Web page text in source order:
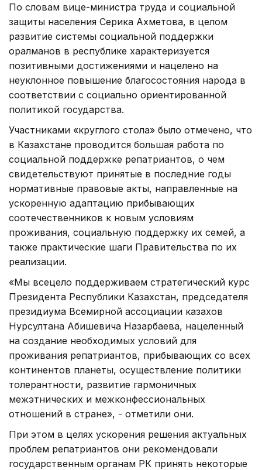
По словам вице-министра труда и социальной
защиты населения Серика Ахметова, в целом
развитие системы социальной поддержки
оралманов в республике характеризуется
позитивными достижениями и нацелено на
неуклонное повышение благосостояния народа в
соответствии с социально ориентированной
политикой государства.
Участниками «круглого стола» было отмечено, что
в Казахстане проводится большая работа по
социальной поддержке репатриантов, о чем
свидетельствуют принятые в последние годы
нормативные правовые акты, направленные на
ускоренную адаптацию прибывающих
соотечественников к новым условиям
проживания, социальную поддержку их семей, а
также практические шаги Правительства по их
реализации.
«Мы всецело поддерживаем стратегический курс
Президента Республики Казахстан, председателя
президиума Всемирной ассоциации казахов
Нурсултана Абишевича Назарбаева, нацеленный
на создание необходимых условий для
проживания репатриантов, прибывающих со всех
континентов планеты, осуществление политики
толерантности, развитие гармоничных
межэтнических и межконфессиональных
отношений в стране», - отметили они.
При этом в целях ускорения решения актуальных
проблем репатриантов они рекомендовали
государственным органам РК принять некоторые